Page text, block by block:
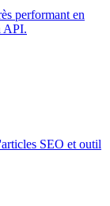
performant en
API.
SEO et outil